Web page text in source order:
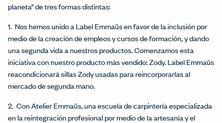
planeta” de tres formas distintas:
1. Nos hemos unido a Label Emmaüs en favor de la inclusión por
medio de la creación de empleos y cursos de formación, y dando
una segunda vida a nuestros productos. Comenzamos esta
iniciativa con nuestro producto más vendido: Zody. Label Emmaüs
reacondicionará sillas Zody usadas para reincorporarlas al
mercado de segunda mano.
2. Con Atelier Emmaüs, una escuela de carpintería especializada
en la reintegración profesional por medio de la artesanía y el